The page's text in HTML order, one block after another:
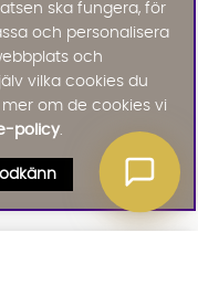
ska fungera, för
och personalisera
och
vilka cookies du
om de cookies vi
policy.